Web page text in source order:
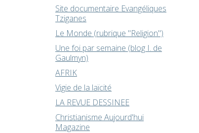
Site documentaire Evangéliques
Tziganes
Le Monde (rubrique "Religion")
Une foi par semaine (blog I. de
Gaulmyn)
AFRIK
Vigie de la laïcité
LA REVUE DESSINEE
Christianisme Aujourd'hui
Magazine